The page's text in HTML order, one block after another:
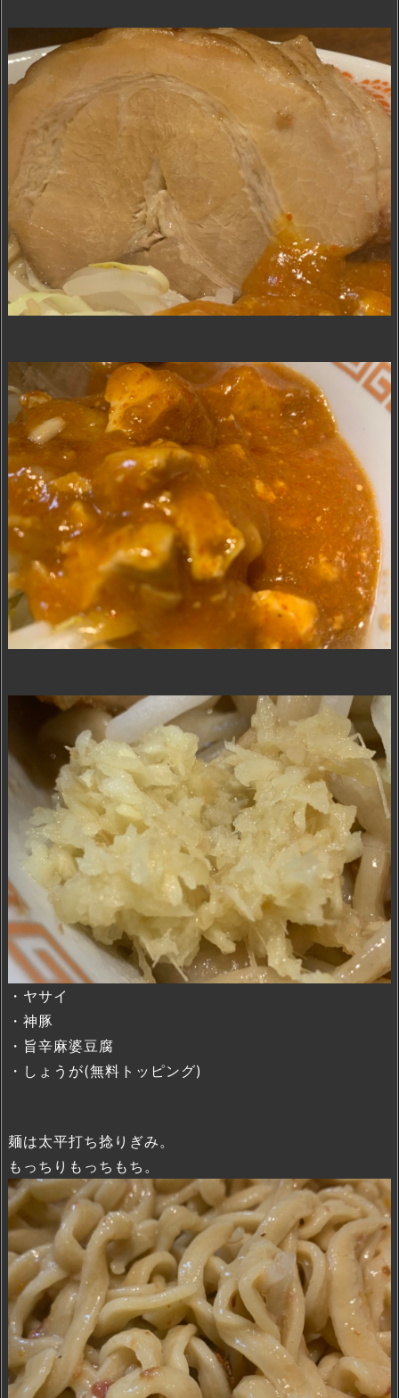
・ヤサイ
・神豚
・旨辛麻婆豆腐
・しょうが(無料トッピング)
麺は太平打ち捻りぎみ。
もっちりもっちもち。